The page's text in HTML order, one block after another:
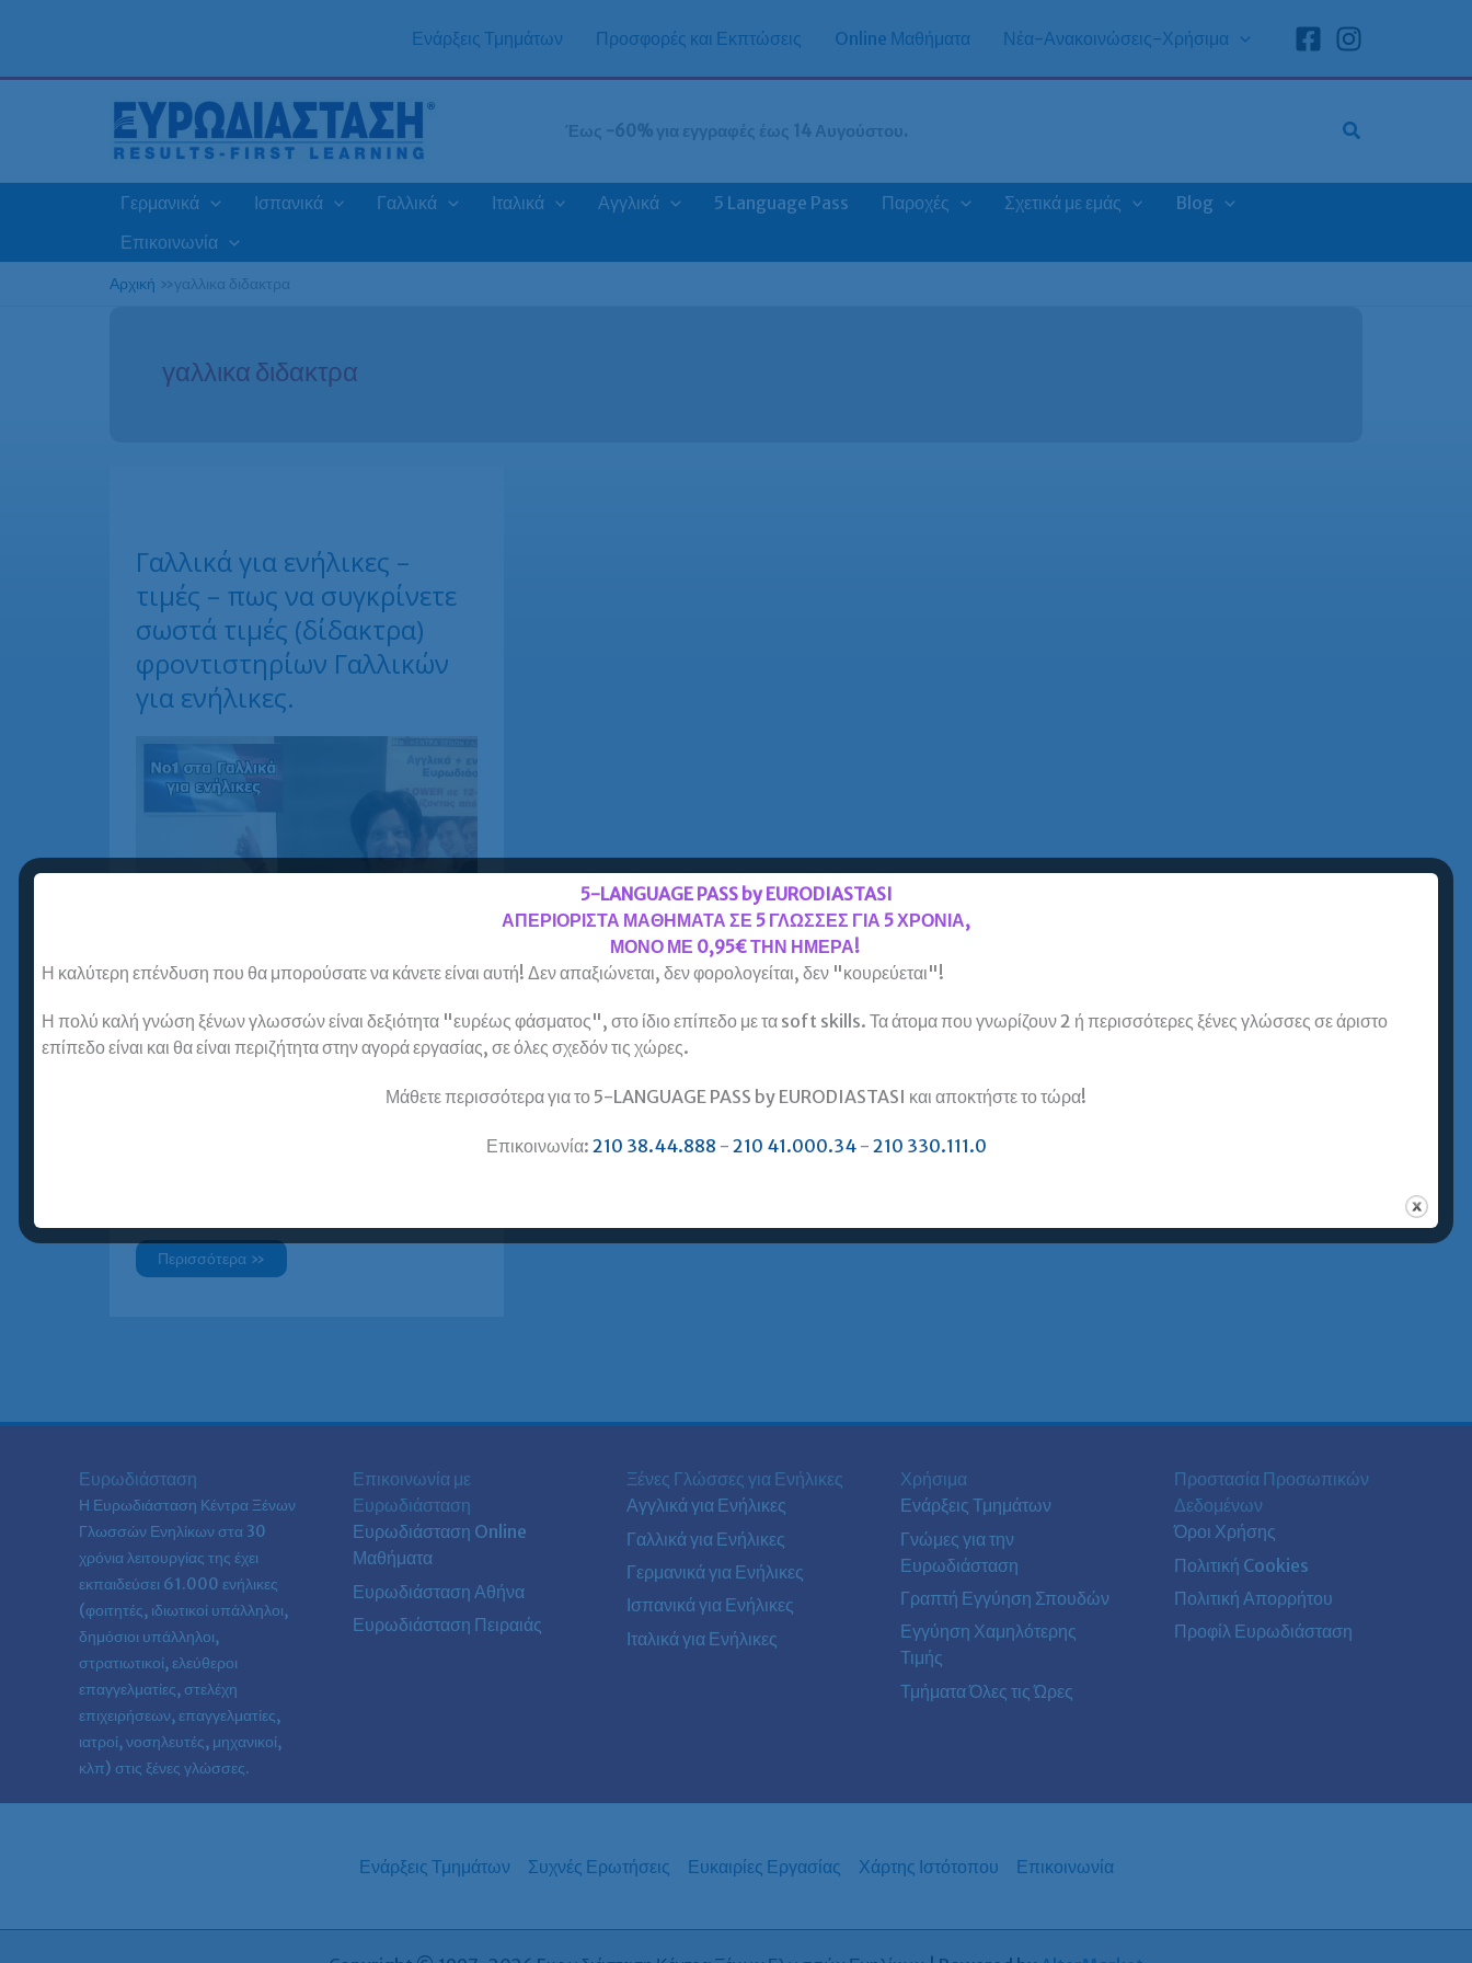
Ενάρξεις Τμημάτων Προσφορές και Εκπτώσεις Online Μαθήματα Νέα-Ανακοινώσεις-Χρήσιμα
Έως -60% για εγγραφές έως 14 Αυγούστου.
Γερμανικά Ισπανικά Γαλλικά Ιταλικά Αγγλικά 5 Language Pass Παροχές Σχετικά με εμάς
Blog
Επικοινωνία
Αρχική »γαλλικα διδακτρα
γαλλικα διδακτρα
Γαλλικά για ενήλικες –
τιμές – πως να συγκρίνετε
σωστά τιμές (δίδακτρα)
φροντιστηρίων Γαλλικών
για ενήλικες.
Όταν καλείσαι να επιλέξεις φροντιστήριο
Γαλλικά
(δίδακτρα)
για
ενήλικες.
Περισσότερα »
Ευρωδιάσταση
Η Ευρωδιάσταση Κέντρα Ξένων
Γλωσσών Ενηλίκων στα 30
χρόνια λειτουργίας της έχει
εκπαιδεύσει 61.000 ενήλικες
(φοιτητές, ιδιωτικοί υπάλληλοι,
δημόσιοι υπάλληλοι,
στρατιωτικοί, ελεύθεροι
επαγγελματίες, στελέχη
επιχειρήσεων, επαγγελματίες,
ιατροί, νοσηλευτές, μηχανικοί,
κλπ) στις ξένες γλώσσες.
Επικοινωνία με
Ευρωδιάσταση
Ευρωδιάσταση Online
Μαθήματα
Ευρωδιάσταση Αθήνα
Ευρωδιάσταση Πειραιάς
Ξένες Γλώσσες για Ενήλικες
Αγγλικά για Ενήλικες
Γαλλικά για Ενήλικες
Γερμανικά για Ενήλικες
Ισπανικά για Ενήλικες
Ιταλικά για Ενήλικες
Χρήσιμα
Ενάρξεις Τμημάτων
Γνώμες για την
Ευρωδιάσταση
Γραπτή Εγγύηση Σπουδών
Εγγύηση Χαμηλότερης
Τιμής
Τμήματα Όλες τις Ώρες
Προστασία Προσωπικών
Δεδομένων
Όροι Χρήσης
Πολιτική Cookies
Πολιτική Απορρήτου
Προφίλ Ευρωδιάσταση
Ενάρξεις Τμημάτων Συχνές Ερωτήσεις Ευκαιρίες Εργασίας Χάρτης Ιστότοπου Επικοινωνία
5-LANGUAGE PASS by EURODIASTASI
ΑΠΕΡΙΟΡΙΣΤΑ ΜΑΘΗΜΑΤΑ ΣΕ 5 ΓΛΩΣΣΕΣ ΓΙΑ 5 ΧΡΟΝΙΑ,
ΜΟΝΟ ΜΕ 0,95€ ΤΗΝ ΗΜΕΡΑ!
Η καλύτερη επένδυση που θα μπορούσατε να κάνετε είναι αυτή! Δεν απαξιώνεται, δεν φορολογείται, δεν "κουρεύεται"!
Η πολύ καλή γνώση ξένων γλωσσών είναι δεξιότητα "ευρέως φάσματος", στο ίδιο επίπεδο με τα soft skills. Τα άτομα που γνωρίζουν 2 ή περισσότερες ξένες γλώσσες σε άριστο
επίπεδο είναι και θα είναι περιζήτητα στην αγορά εργασίας, σε όλες σχεδόν τις χώρες.
Μάθετε περισσότερα για το 5-LANGUAGE PASS by EURODIASTASI και αποκτήστε το τώρα!
Επικοινωνία: 210 38.44.888 - 210 41.000.34- 210 330.111.0